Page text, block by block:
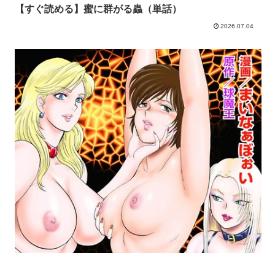
【すぐ読める】蜜に群がる蟲（単話）
2026.07.04